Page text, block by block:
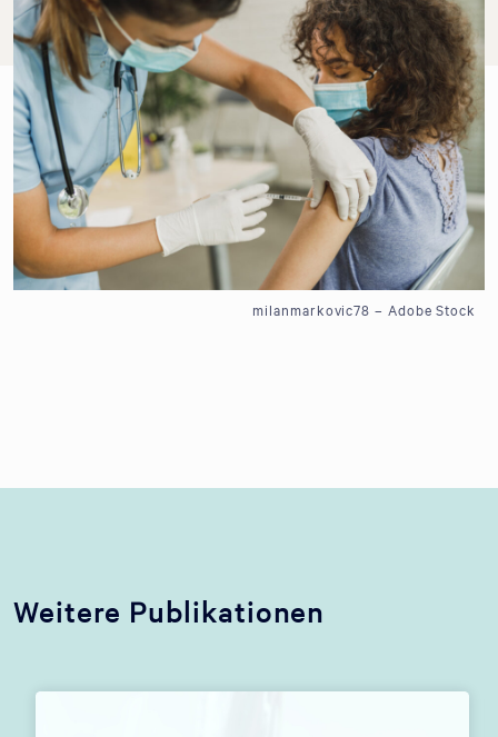
milanmarkovic78 – Adobe Stock
Weitere Publikationen